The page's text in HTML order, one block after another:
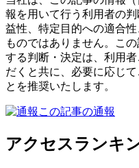
報を用いて行う利用者の
益性、特定目的への適合
ものではありません。こ
する判断・決定は、利用
だくと共に、必要に応じ
とを推奨いたします。
この記事の通報
アクセスランキ